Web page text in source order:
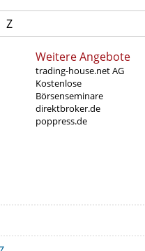
Z
Weitere Angebote
trading-house.net AG
Kostenlose
Börsenseminare
direktbroker.de
poppress.de